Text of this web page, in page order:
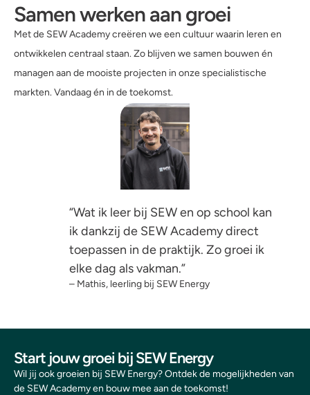
Samen werken aan groei
Met de SEW Academy creëren we een cultuur waarin leren en
ontwikkelen centraal staan. Zo blijven we samen bouwen én
managen aan de mooiste projecten in onze specialistische
markten. Vandaag én in de toekomst.
“Wat ik leer bij SEW en op school kan
ik dankzij de SEW Academy direct
toepassen in de praktijk. Zo groei ik
elke dag als vakman.”
– Mathis, leerling bij SEW Energy
Start jouw groei bij SEW Energy
Wil jij ook groeien bij SEW Energy? Ontdek de mogelijkheden van
de SEW Academy en bouw mee aan de toekomst!